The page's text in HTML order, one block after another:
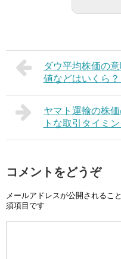
ダウ平均株価の
値などはいくら？
ヤマト運輸の株
トな取引タイミ
コメントをどうぞ
メールアドレスが公開されるこ
須項目です